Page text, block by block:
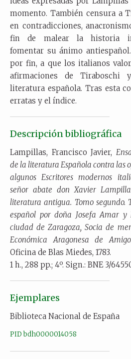
momento. También censura a
en contradicciones,
fin de malear la historia
fomentar su ánimo
por fin, a que los italianos
afirmaciones de Tiraboschi
literatura española. Tras esta
erratas y el índice.
Descripción bibliográfica
Lampillas, Francisco Javier,
de la literatura Española contra las
algunos Escritores modernos
señor abate don Xavier
literatura antigua. Tomo
español por doña Josefa Amar y
ciudad de Zaragoza, Socia de
Económica Aragonesa de
Oficina de Blas Miedes, 1783.
1 h., 288 pp.; 4º. Sign.: BNE 3/
Ejemplares
Biblioteca Nacional de España
PID bdh0000014058